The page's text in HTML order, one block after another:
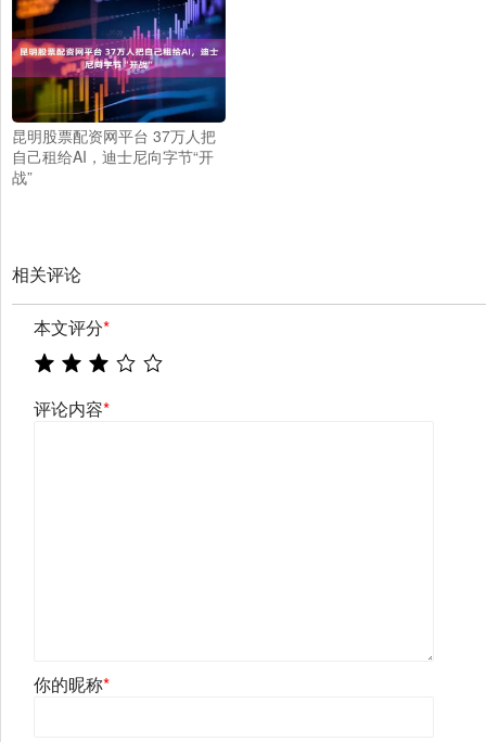
昆明股票配资网平台 37万人把
自己租给AI，迪士尼向字节“开
战”
相关评论
本文评分*
评论内容*
你的昵称*